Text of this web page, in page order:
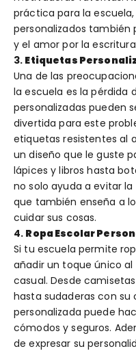
práctica para la
personalizados
y el amor por la
3. Etiquetas
Una de las
la escuela es la pérdida
personalizadas pueden
divertida para este
etiquetas resistentes al
un diseño que le guste
lápices y libros hasta
no solo ayuda a evitar
que también enseña a
cuidar sus cosas.
4. Ropa Escolar
Si tu escuela permite
añadir un toque único
casual. Desde
hasta sudaderas con su
personalizada puede
cómodos y seguros.
de expresar su